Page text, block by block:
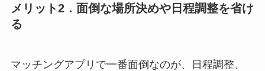
メリット2．面倒な場所決めや日程調整を省け
る
マッチングアプリで一番面倒なのが、日程調整、